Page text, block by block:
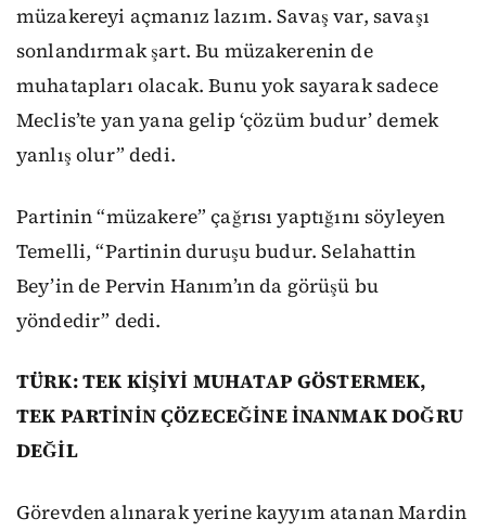
müzakereyi açmanız lazım. Savaş var, savaşı
sonlandırmak şart. Bu müzakerenin de
muhatapları olacak. Bunu yok sayarak sadece
Meclis’te yan yana gelip ‘çözüm budur’ demek
yanlış olur” dedi.
Partinin “müzakere” çağrısı yaptığını söyleyen
Temelli, “Partinin duruşu budur. Selahattin
Bey’in de Pervin Hanım’ın da görüşü bu
yöndedir” dedi.
TÜRK: TEK KİŞİYİ MUHATAP GÖSTERMEK,
TEK PARTİNİN ÇÖZECEĞİNE İNANMAK DOĞRU
DEĞİL
Görevden alınarak yerine kayyım atanan Mardin